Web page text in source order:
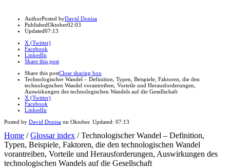
AuthorPosted byDavid Donisa
PublishedOktober02:03
Updated07:13
X (Twitter)
Facebook
LinkedIn
Share this post
Share this postClose sharing box
Technologischer Wandel – Definition, Typen, Beispiele, Faktoren, die den
technologischen Wandel vorantreiben, Vorteile und Herausforderungen,
Auswirkungen des technologischen Wandels auf die Gesellschaft
X (Twitter)
Facebook
LinkedIn
Posted by David Donisa on Oktober. Updated: 07:13
Home /Glossar index /Technologischer Wandel – Definition,
Typen, Beispiele, Faktoren, die den technologischen Wandel
vorantreiben, Vorteile und Herausforderungen, Auswirkungen des
technologischen Wandels auf die Gesellschaft